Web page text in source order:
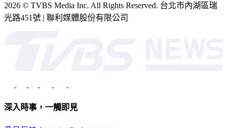
2026 © TVBS Media Inc. All Rights Reserved. 台北市內湖區瑞
光路451號 | 聯利媒體股份有限公司
深入時事，一觸即見